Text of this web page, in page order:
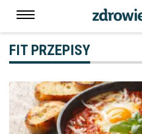
FIT PRZEPISY